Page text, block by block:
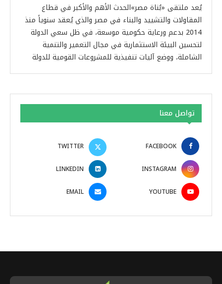
يُعد ملتقى «بُناة مصر»الحدث الأهم والأكبر في قطاع
المقاولات والتشييد والبناء في مصر والذي يُعقد سنوياً منذ
2014 بدعم ورعاية حكومية موسعة، في ظل سعي الدولة
لتحسين البيئة الاستثمارية في مجال التعمير والتنمية
الشاملة، ووضع آليات تنفيذية للمشروعات القومية للدولة
تواصل معنا
FACEBOOK
TWITTER
INSTAGRAM
LINKEDIN
YOUTUBE
EMAIL